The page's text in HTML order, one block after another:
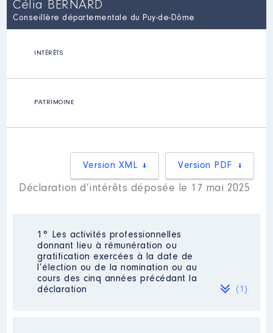
Célia BERNARD
Conseillère départementale du Puy-de-Dôme
INTÉRÊTS
PATRIMOINE
Version PDF
Version XML
Déclaration d’intérêts déposée le 17 mai 2025
1° Les activités professionnelles
donnant lieu à rémunération ou
gratification exercées à la date de
l’élection ou de la nomination ou au
cours des cinq années précédant la
déclaration
(1)